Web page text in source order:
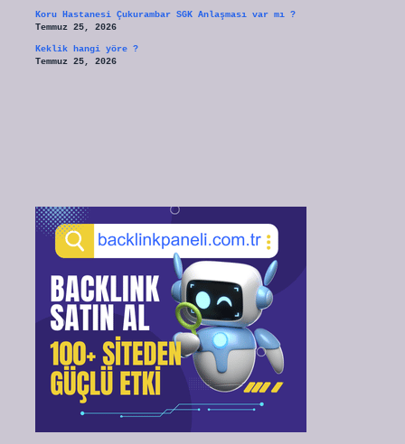
Koru Hastanesi Çukurambar SGK Anlaşması var mı ?
Temmuz 25, 2026
Keklik hangi yöre ?
Temmuz 25, 2026